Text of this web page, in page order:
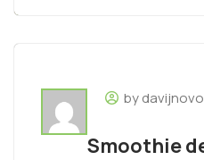
by davijnovo
Smoothie